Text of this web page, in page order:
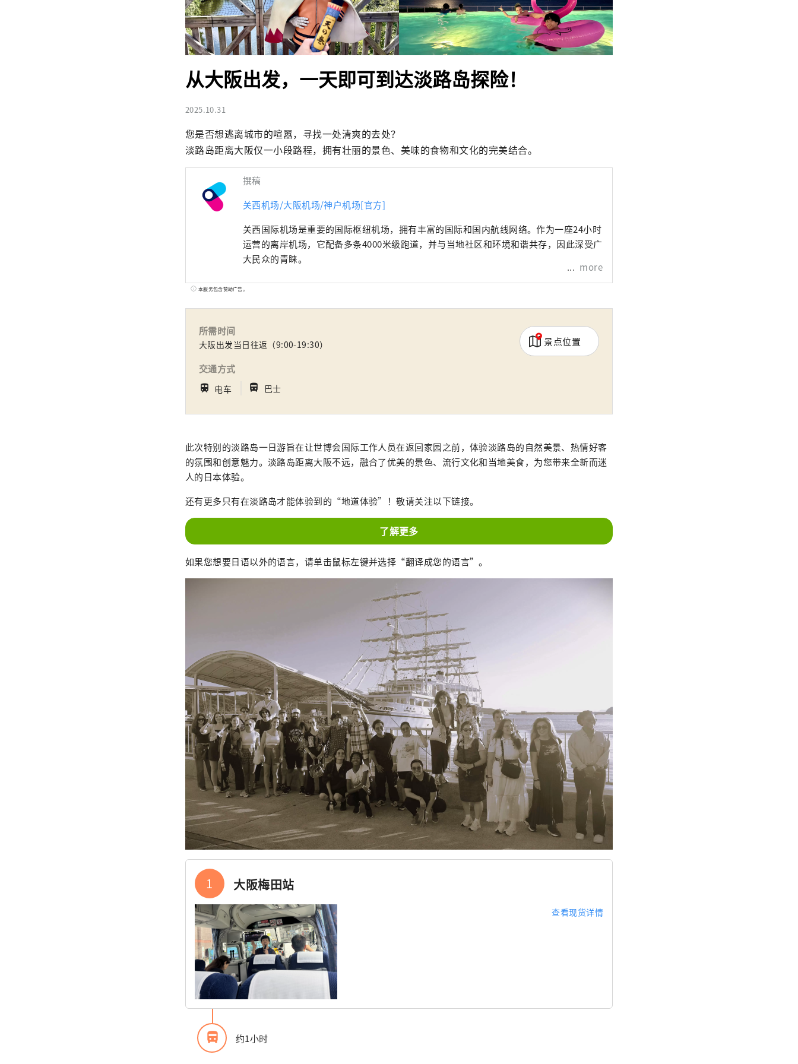
从大阪出发，一天即可到达淡路岛探险！
2025.10.31
您是否想逃离城市的喧嚣，寻找一处清爽的去处？
淡路岛距离大阪仅一小段路程，拥有壮丽的景色、美味的食物和文化的完美结合。
撰稿
关西机场/大阪机场/神户机场[官方]
关西国际机场是重要的国际枢纽机场，拥有丰富的国际和国内航线网络。作为一座24小时
运营的离岸机场，它配备多条4000米级跑道，并与当地社区和环境和谐共存，因此深受广
大民众的青睐。
more
本服务包含赞助广告。
所需时间
大阪出发当日往返（9:00-19:30）
交通方式
train 电车 directions_bus_filled 巴士
景点位置
此次特别的淡路岛一日游旨在让世博会国际工作人员在返回家园之前，体验淡路岛的自然美景、热情好客
的氛围和创意魅力。淡路岛距离大阪不远，融合了优美的景色、流行文化和当地美食，为您带来全新而迷
人的日本体验。
还有更多只有在淡路岛才能体验到的“地道体验”！敬请关注以下链接。
了解更多
如果您想要日语以外的语言，请单击鼠标左键并选择“翻译成您的语言”。
1 大阪梅田站
查看现货详情
directions_bus_filled 约1小时